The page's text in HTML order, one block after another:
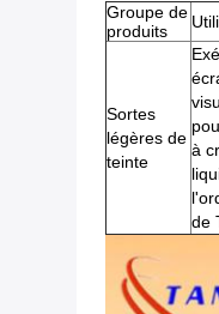
Groupe de
produits
Sortes
légères de
teinte
à
de